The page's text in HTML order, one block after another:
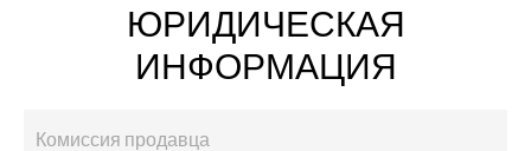
ЮРИДИЧЕСКАЯ
ИНФОРМАЦИЯ
Комиссия продавца